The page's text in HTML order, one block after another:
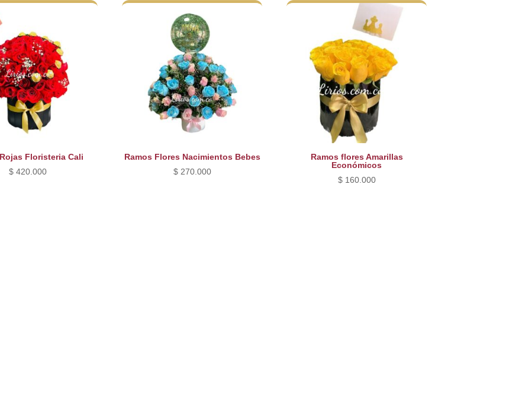
Floristeria Cali
$420.000
Ramos Flores Nacimientos Bebes
$270.000
Ramos flores Amarillas
Económicos
$160.000